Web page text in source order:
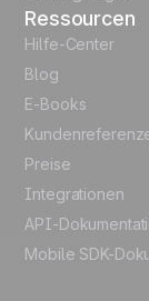
Ressourcen
Hilfe-Center
Blog
E-Books
Preise
Integrationen
API-
Mobile SDK-